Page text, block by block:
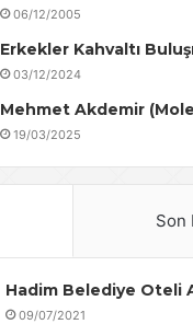
06/12/2005
Erkekler Kahvaltı
03/12/2024
Mehmet Akdemir
19/03/2025
Son
Hadim Belediye Oteli
09/07/2021